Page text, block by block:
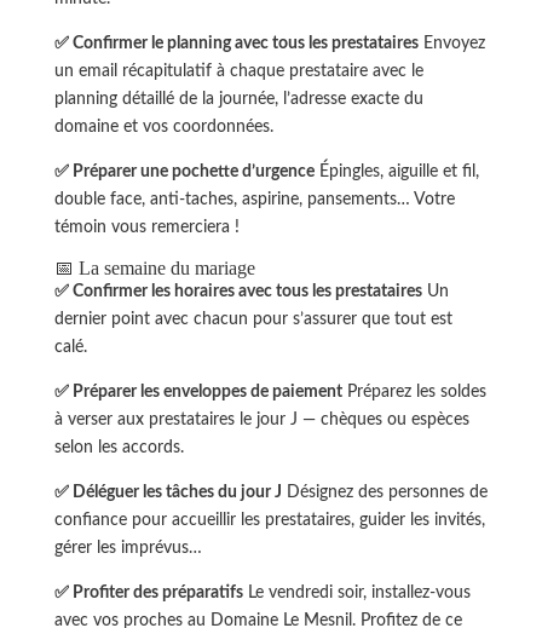
✅ Confirmer le planning avec tous les prestatairesEnvoyez
un email récapitulatif à chaque prestataire avec le
planning détaillé de la journée, l’adresse exacte du
domaine et vos coordonnées.
✅ Préparer une pochette d’urgenceÉpingles, aiguille et fil,
double face, anti-taches, aspirine, pansements… Votre
témoin vous remerciera !
📅 La semaine du mariage
✅ Confirmer les horaires avec tous les prestatairesUn
dernier point avec chacun pour s’assurer que tout est
calé.
✅ Préparer les enveloppes de paiementPréparez les soldes
à verser aux prestataires le jour J — chèques ou espèces
selon les accords.
✅ Déléguer les tâches du jour J Désignez des personnes de
confiance pour accueillir les prestataires, guider les invités,
gérer les imprévus…
✅ Profiter des préparatifsLe vendredi soir, installez-vous
avec vos proches au Domaine Le Mesnil. Profitez de ce